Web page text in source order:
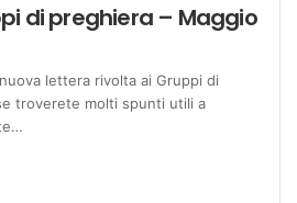
di preghiera – Maggio
lettera rivolta ai Gruppi di
troverete molti spunti utili a